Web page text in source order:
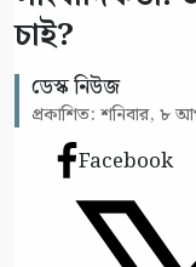
চাই?
ডেস্ক নিউজ
প্রকাশিত: শনিবার, ৮
Facebook